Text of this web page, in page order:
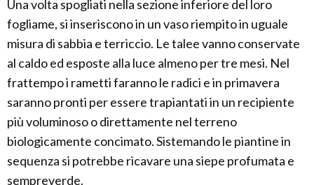
Una volta spogliati nella sezione inferiore del loro
fogliame, si inseriscono in un vaso riempito in uguale
misura di sabbia e terriccio. Le talee vanno conservate
al caldo ed esposte alla luce almeno per tre mesi. Nel
frattempo i rametti faranno le radici e in primavera
saranno pronti per essere trapiantati in un recipiente
più voluminoso o direttamente nel terreno
biologicamente concimato. Sistemando le piantine in
sequenza si potrebbe ricavare una siepe profumata e
sempreverde.